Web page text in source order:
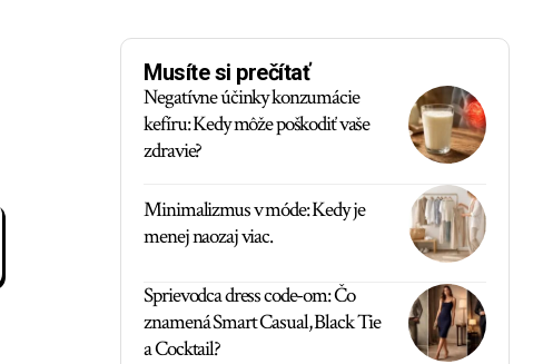
Musíte si prečítať
Negatívne účinky konzumácie
kefíru: Kedy môže poškodiť vaše
zdravie?
Minimalizmus v móde: Kedy je
menej naozaj viac.
Sprievodca dress code-om: Čo
znamená Smart Casual, Black Tie
a Cocktail?